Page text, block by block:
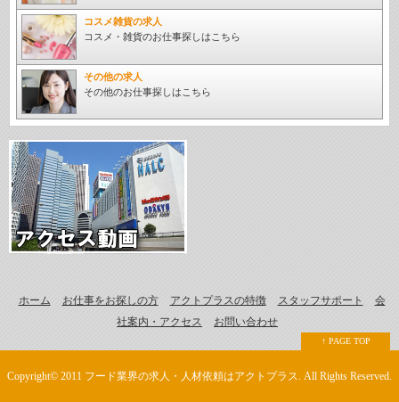
コスメ雑貨の求人
コスメ・雑貨のお仕事探しはこちら
その他の求人
その他のお仕事探しはこちら
ホーム お仕事をお探しの方 アクトプラスの特徴 スタッフサポート
会
社案内・アクセス
お問い合わせ
↑ PAGE TOP
Copyright© 2011 フード業界の求人・人材依頼はアクトプラス. All Rights Reserved.